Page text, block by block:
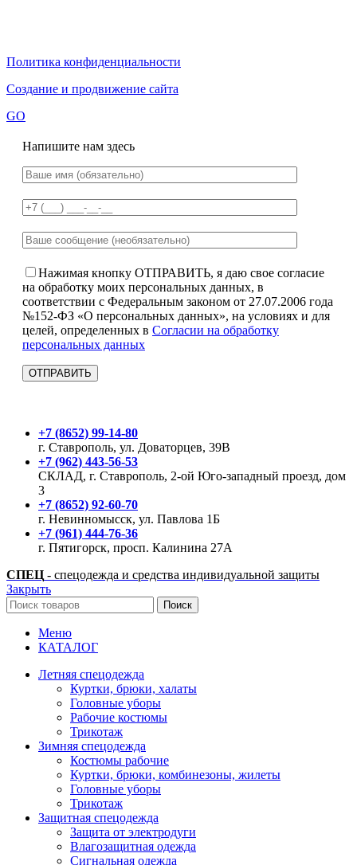
Политика конфиденциальности
Создание и продвижение сайта
GO
Напишите нам здесь
Нажимая кнопку ОТПРАВИТЬ, я даю свое согласие
на обработку моих персональных данных, в
соответствии с Федеральным законом от 27.07.2006 года
№152-ФЗ «О персональных данных», на условиях и для
целей, определенных в Согласии на обработку
персональных данных
+7 (8652) 99-14-80
г. Ставрополь, ул. Доваторцев, 39В
+7 (962) 443-56-53
СКЛАД, г. Ставрополь, 2-ой Юго-западный проезд, дом
3
+7 (8652) 92-60-70
г. Невинномысск, ул. Павлова 1Б
+7 (961) 444-76-36
г. Пятигорск, просп. Калинина 27А
СПЕЦ- спецодежда и средства индивидуальной защиты
Закрыть
Поиск
Меню
КАТАЛОГ
Летняя спецодежда
Куртки, брюки, халаты
Головные уборы
Рабочие костюмы
Трикотаж
Зимняя спецодежда
Костюмы рабочие
Куртки, брюки, комбинезоны, жилеты
Головные уборы
Трикотаж
Защитная спецодежда
Защита от электродуги
Влагозащитная одежда
Сигнальная одежда